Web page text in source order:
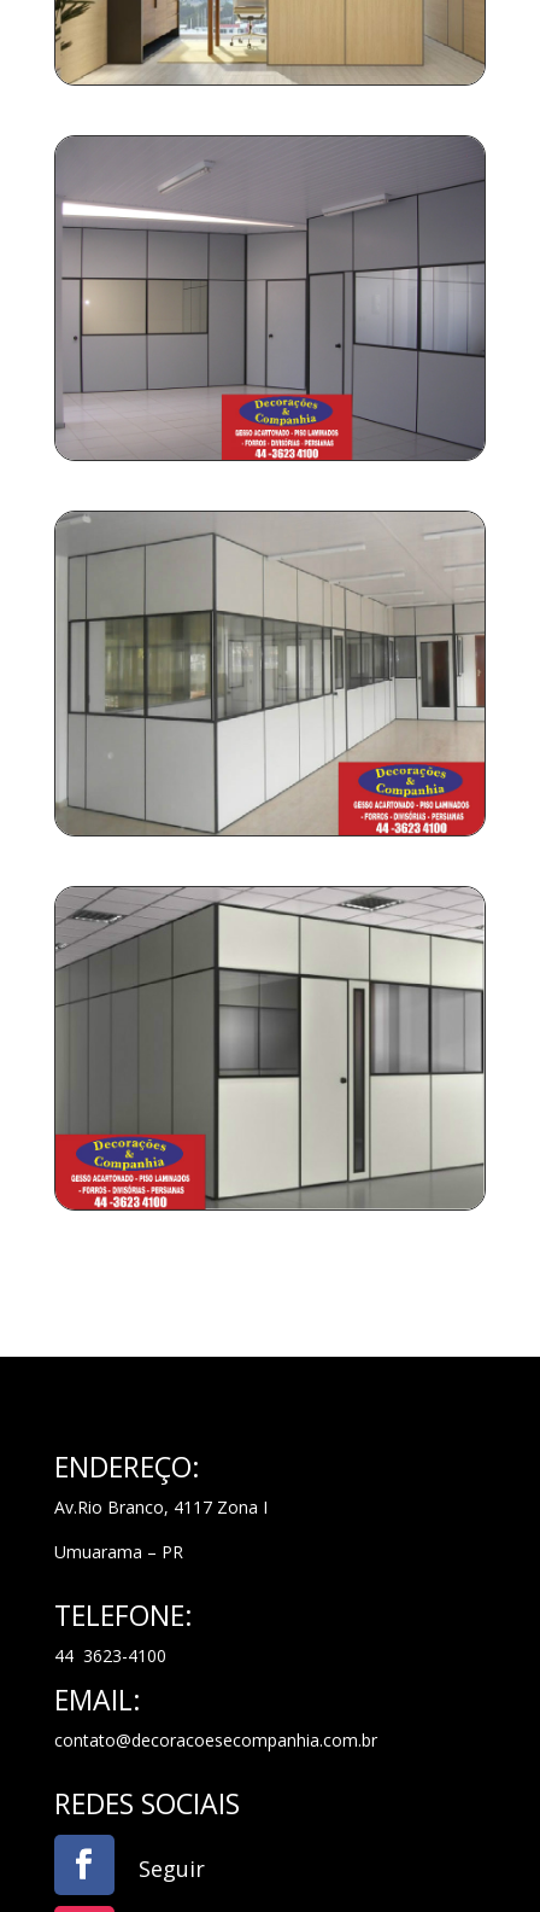
ENDEREÇO:
Av.Rio Branco, 4117 Zona I
Umuarama – PR
TELEFONE:
44 3623-4100
EMAIL:
contato@decoracoesecompanhia.com.br
REDES SOCIAIS
Seguir